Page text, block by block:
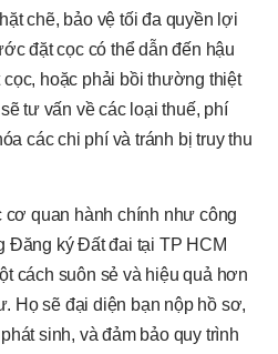
chẽ, bảo vệ tối đa quyền lợi
đặt cọc có thể dẫn đến hậu
hoặc phải bồi thường thiệt
tư vấn về các loại thuế, phí
các chi phí và tránh bị truy thu
quan hành chính như công
Đăng ký Đất đai tại TP HCM
cách suôn sẻ và hiệu quả hơn
Họ sẽ đại diện bạn nộp hồ sơ,
sinh, và đảm bảo quy trình